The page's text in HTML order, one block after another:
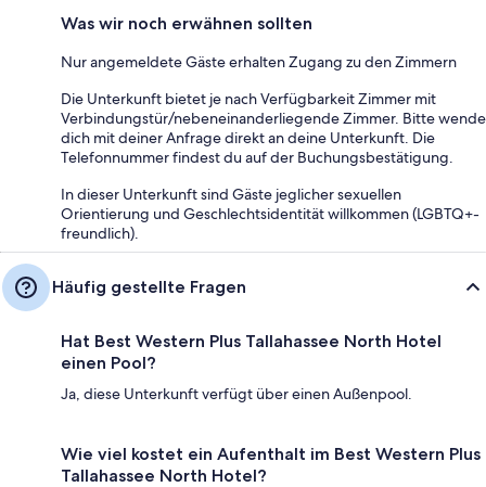
Was wir noch erwähnen sollten
Nur angemeldete Gäste erhalten Zugang zu den Zimmern
Die Unterkunft bietet je nach Verfügbarkeit Zimmer mit
Verbindungstür/nebeneinanderliegende Zimmer. Bitte wende
dich mit deiner Anfrage direkt an deine Unterkunft. Die
Telefonnummer findest du auf der Buchungsbestätigung.
In dieser Unterkunft sind Gäste jeglicher sexuellen
Orientierung und Geschlechtsidentität willkommen (LGBTQ+-
freundlich).
Häufig gestellte Fragen
Hat Best Western Plus Tallahassee North Hotel
einen Pool?
Ja, diese Unterkunft verfügt über einen Außenpool.
Wie viel kostet ein Aufenthalt im Best Western Plus
Tallahassee North Hotel?